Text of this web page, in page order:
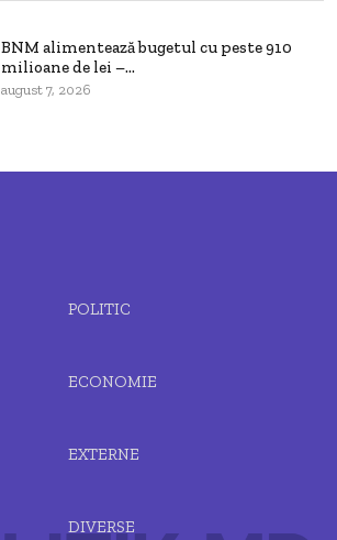
BNM alimentează bugetul cu peste 910
milioane de lei –...
august 7, 2026
POLITIC
ECONOMIE
EXTERNE
DIVERSE